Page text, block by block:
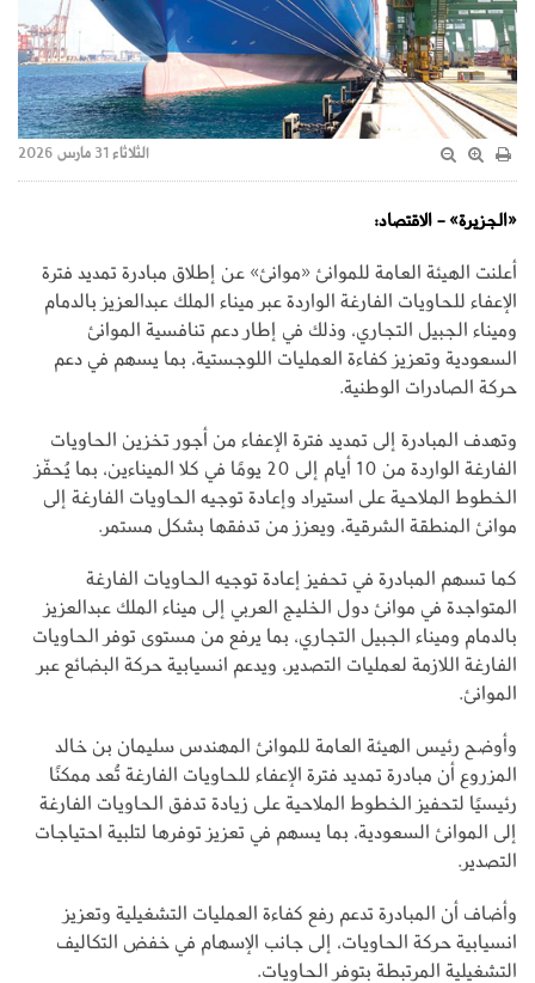
الثلاثاء 31 مارس 2026
«الجزيرة» - الاقتصاد:
أعلنت الهيئة العامة للموانئ «موانئ» عن إطلاق مبادرة تمديد فترة
الإعفاء للحاويات الفارغة الواردة عبر ميناء الملك عبدالعزيز بالدمام
وميناء الجبيل التجاري، وذلك في إطار دعم تنافسية الموانئ
السعودية وتعزيز كفاءة العمليات اللوجستية، بما يسهم في دعم
حركة الصادرات الوطنية.
وتهدف المبادرة إلى تمديد فترة الإعفاء من أجور تخزين الحاويات
الفارغة الواردة من 10 أيام إلى 20 يومًا في كلا الميناءين، بما يُحفّز
الخطوط الملاحية على استيراد وإعادة توجيه الحاويات الفارغة إلى
موانئ المنطقة الشرقية، ويعزز من تدفقها بشكل مستمر.
كما تسهم المبادرة في تحفيز إعادة توجيه الحاويات الفارغة
المتواجدة في موانئ دول الخليج العربي إلى ميناء الملك عبدالعزيز
بالدمام وميناء الجبيل التجاري، بما يرفع من مستوى توفر الحاويات
الفارغة اللازمة لعمليات التصدير، ويدعم انسيابية حركة البضائع عبر
الموانئ.
وأوضح رئيس الهيئة العامة للموانئ المهندس سليمان بن خالد
المزروع أن مبادرة تمديد فترة الإعفاء للحاويات الفارغة تُعد ممكنًا
رئيسيًا لتحفيز الخطوط الملاحية على زيادة تدفق الحاويات الفارغة
إلى الموانئ السعودية، بما يسهم في تعزيز توفرها لتلبية احتياجات
التصدير.
وأضاف أن المبادرة تدعم رفع كفاءة العمليات التشغيلية وتعزيز
انسيابية حركة الحاويات، إلى جانب الإسهام في خفض التكاليف
التشغيلية المرتبطة بتوفر الحاويات.